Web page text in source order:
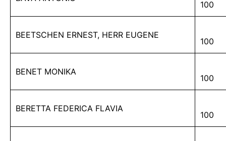
100
BEETSCHEN ERNEST, HERR EUGENE
100
BENET MONIKA
100
BERETTA FEDERICA FLAVIA
100